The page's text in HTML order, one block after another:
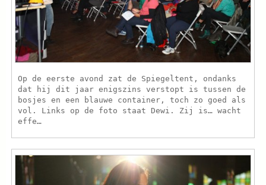
Op de eerste avond zat de Spiegeltent, ondanks
dat hij dit jaar enigszins verstopt is tussen de
bosjes en een blauwe container, toch zo goed als
vol. Links op de foto staat Dewi. Zij is… wacht
effe…